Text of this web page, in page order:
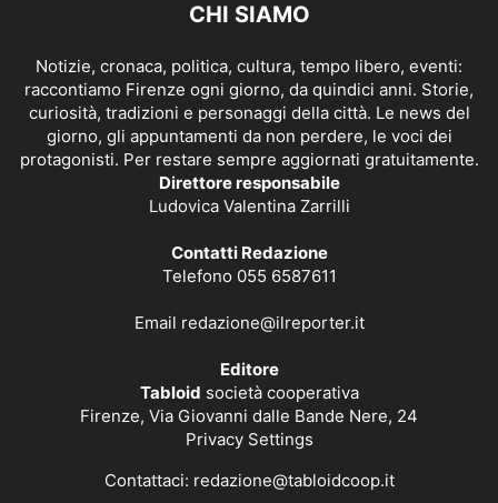
CHI SIAMO
Notizie, cronaca, politica, cultura, tempo libero, eventi:
raccontiamo Firenze ogni giorno, da quindici anni. Storie,
curiosità, tradizioni e personaggi della città. Le news del
giorno, gli appuntamenti da non perdere, le voci dei
protagonisti. Per restare sempre aggiornati gratuitamente.
Direttore responsabile
Ludovica Valentina Zarrilli
Contatti Redazione
Telefono 055 6587611
Email redazione@ilreporter.it
Editore
Tabloid società cooperativa
Firenze, Via Giovanni dalle Bande Nere, 24
Privacy Settings
Contattaci: redazione@tabloidcoop.it